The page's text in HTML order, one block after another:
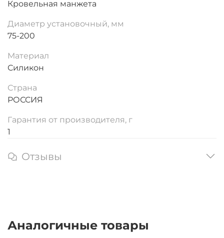
Кровельная манжета
Диаметр установочный, мм
75-200
Материал
Силикон
Страна
РОССИЯ
Гарантия от производителя, г
1
Отзывы
Аналогичные товары